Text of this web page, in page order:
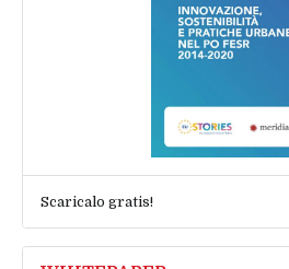
Scaricalo gratis!